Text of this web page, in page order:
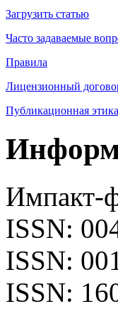
Загрузить статью
Часто задаваемые
Правила
Лицензионный
Публикационная этика
Импакт-
ISSN:
ISSN:
ISSN: